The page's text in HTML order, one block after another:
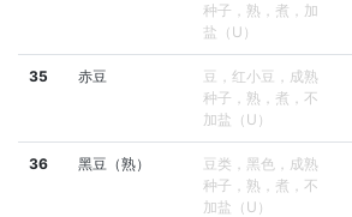
种子，熟，煮，加
盐（U）
35 赤豆
豆，红小豆，成熟
种子，熟，煮，不
加盐（U）
36 黑豆（熟）
豆类，黑色，成熟
种子，熟，煮，不
加盐（U）